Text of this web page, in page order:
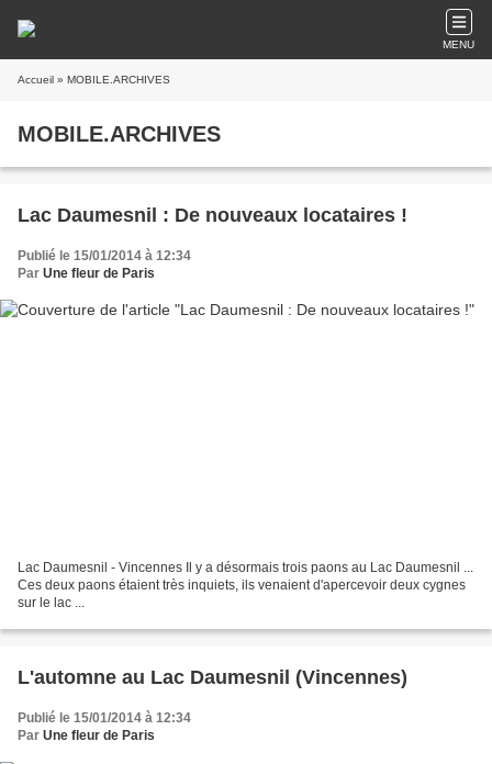
MENU
Accueil » MOBILE.ARCHIVES
MOBILE.ARCHIVES
Lac Daumesnil : De nouveaux locataires !
Publié le 15/01/2014 à 12:34
Par Une fleur de Paris
Lac Daumesnil - Vincennes Il y a désormais trois paons au Lac Daumesnil ...
Ces deux paons étaient très inquiets, ils venaient d'apercevoir deux cygnes
sur le lac ...
L'automne au Lac Daumesnil (Vincennes)
Publié le 15/01/2014 à 12:34
Par Une fleur de Paris